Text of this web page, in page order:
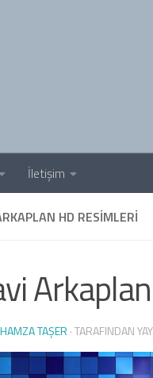
İletişim
HD RESIMLERI
HAMZA TAŞER · TARAFINDAN